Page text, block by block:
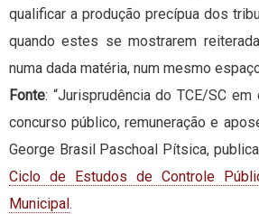
qualificar a produção precípua dos
quando estes se mostrarem
numa dada matéria, num mesmo
Fonte: “Jurisprudência do TCE/SC
concurso público, remuneração e
George Brasil Paschoal Pítsica,
Ciclo de Estudos de Controle
Municipal .